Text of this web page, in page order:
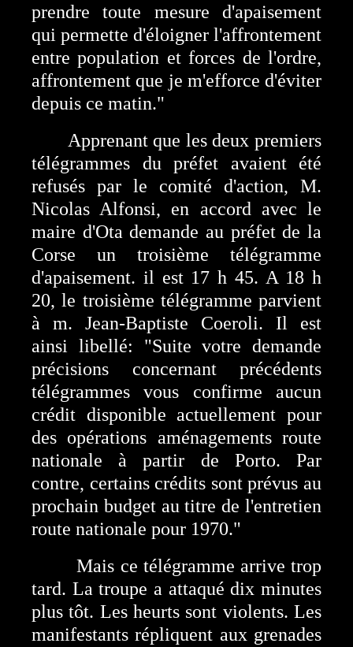
prendre toute mesure d'apaisement
qui permette d'éloigner l'affrontement
entre population et forces de l'ordre,
affrontement que je m'efforce d'éviter
depuis ce matin."
Apprenant que les deux premiers
télégrammes du préfet avaient été
refusés par le comité d'action, M.
Nicolas Alfonsi, en accord avec le
maire d'Ota demande au préfet de la
Corse un troisième télégramme
d'apaisement. il est 17 h 45. A 18 h
20, le troisième télégramme parvient
à m. Jean-Baptiste Coeroli. Il est
ainsi libellé: "Suite votre demande
précisions concernant précédents
télégrammes vous confirme aucun
crédit disponible actuellement pour
des opérations aménagements route
nationale à partir de Porto. Par
contre, certains crédits sont prévus au
prochain budget au titre de l'entretien
route nationale pour 1970."
Mais ce télégramme arrive trop
tard. La troupe a attaqué dix minutes
plus tôt. Les heurts sont violents. Les
manifestants répliquent aux grenades